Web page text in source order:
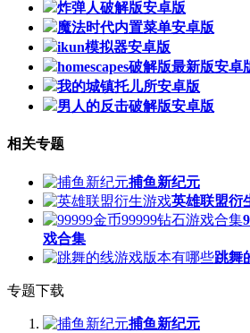
炸弹人破解版安卓版
魔法时代内置菜单安卓版
ikun模拟器安卓版
homescapes破解版最新版安卓
我的城镇托儿所安卓版
男人的反击破解版安卓版
相关专题
捕鱼新纪元
英雄联盟衍
戏合集
跳舞
专题下载
捕鱼新纪元